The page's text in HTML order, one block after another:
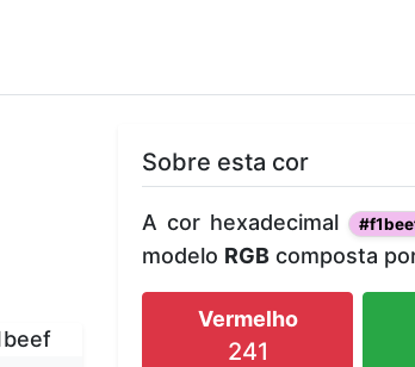
Sobre esta cor
A cor hexadecimal
modelo RGB composta
Vermelho
241